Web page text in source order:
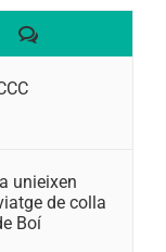
Comentaris
unieixen
de colla
Boí